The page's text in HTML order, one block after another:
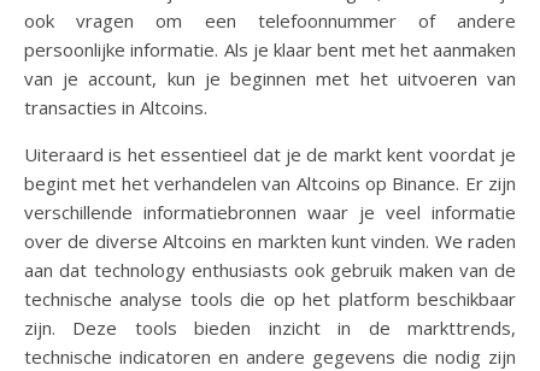
ook vragen om een telefoonnummer of andere
persoonlijke informatie. Als je klaar bent met het aanmaken
van je account, kun je beginnen met het uitvoeren van
transacties in Altcoins.
Uiteraard is het essentieel dat je de markt kent voordat je
begint met het verhandelen van Altcoins op Binance. Er zijn
verschillende informatiebronnen waar je veel informatie
over de diverse Altcoins en markten kunt vinden. We raden
aan dat technology enthusiasts ook gebruik maken van de
technische analyse tools die op het platform beschikbaar
zijn. Deze tools bieden inzicht in de markttrends,
technische indicatoren en andere gegevens die nodig zijn